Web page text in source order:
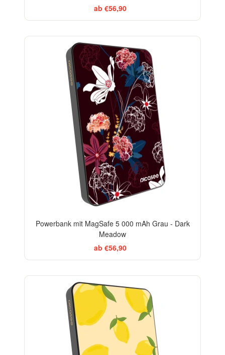
ab €56,90
Powerbank mit MagSafe 5 000 mAh Grau - Dark
Meadow
ab €56,90